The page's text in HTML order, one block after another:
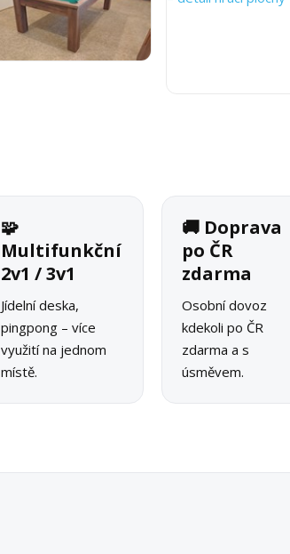
🧩
Multifunkční
2v1 / 3v1
Jídelní deska,
pingpong – více
využití na jednom
místě.
🚚 Doprava
po ČR
zdarma
Osobní dovoz
kdekoli po ČR
zdarma a s
úsměvem.